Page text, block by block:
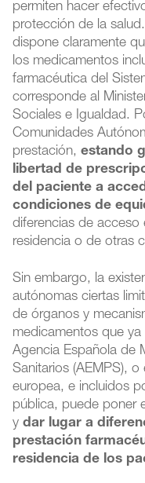
permiten hacer
protección de la
dispone claramente
los medicamentos
farmacéutica del
corresponde al
Sociales e Igualdad.
Comunidades
prestación,estando
libertad de
del paciente a
condiciones de
diferencias de
residencia o de otras
Sin embargo, la
autónomas ciertas
de órganos y
medicamentos que
Agencia Española de
Sanitarios (AEMPS),
europea, e incluidos
pública, puede poner
ydar lugar a
prestación
residencia de los